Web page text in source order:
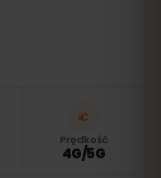
Prędkość
4G/5G